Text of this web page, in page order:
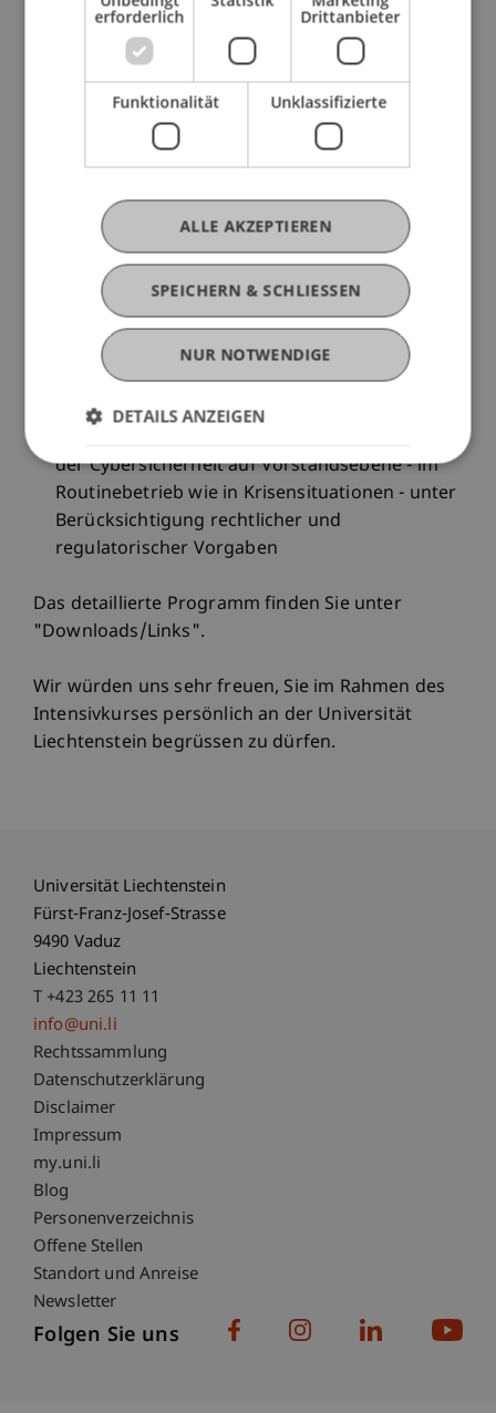
Die Teilnehmenden
erkennen den strategischen Wert von
Cybersicherheit und den geschäftlichen Nutzen
Sicherheitsmassnahmen
verstehen die Denkweise potenzieller Angreifer
und kennen typische Angriffsmuster und
Schwachstellen
beherrschen die zentralen technischen und
organisatorischen Elemente wirksamer
Cybersicherheit und deren Zusammenspiel im
Unternehmen
der Cybersicherheit auf Vorstandsebene - im
Routinebetrieb wie in Krisensituationen - unter
Berücksichtigung rechtlicher und
regulatorischer Vorgaben
Das detaillierte Programm finden Sie unter
"Downloads/Links".
Wir würden uns sehr freuen, Sie im Rahmen des
Intensivkurses persönlich an der Universität
Liechtenstein begrüssen zu dürfen.
Universität Liechtenstein
Fürst-Franz-Josef-Strasse
9490 Vaduz
Liechtenstein
T +423 265 11 11
info@uni.li
Fußzeile Rechtliche Hinweise
Rechtssammlung
Datenschutzerklärung
Disclaimer
Impressum
Fußzeile Subdomain-Verzeichnis
my.uni.li
Blog
Personenverzeichnis
Offene Stellen
Standort und Anreise
Newsletter
Folgen Sie uns
erforderlich Drittanbieter
Funktionalität Unklassifizierte
SPEICHERN & SCHLIESSEN
ALLE AKZEPTIEREN
NUR NOTWENDIGE
DETAILS ANZEIGEN